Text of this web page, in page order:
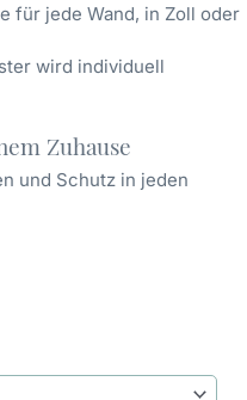
für jede Wand, in Zoll oder
wird individuell
Zuhause
und Schutz in jeden